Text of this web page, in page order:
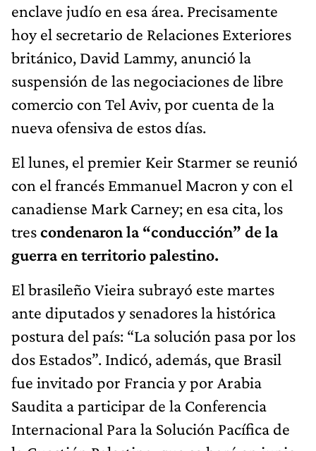
enclave judío en esa área. Precisamente
hoy el secretario de Relaciones Exteriores
británico, David Lammy, anunció la
suspensión de las negociaciones de libre
comercio con Tel Aviv, por cuenta de la
nueva ofensiva de estos días.
El lunes, el premier Keir Starmer se reunió
con el francés Emmanuel Macron y con el
canadiense Mark Carney; en esa cita, los
trescondenaron la “conducción” de la
guerra en territorio palestino.
El brasileño Vieira subrayó este martes
ante diputados y senadores la histórica
postura del país: “La solución pasa por los
dos Estados”. Indicó, además, que Brasil
fue invitado por Francia y por Arabia
Saudita a participar de la Conferencia
Internacional Para la Solución Pacífica de